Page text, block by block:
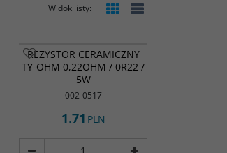
Widok listy:
REZYSTOR CERAMICZNY
TY-OHM 0,22OHM / 0R22 /
5W
002-0517
1.71 PLN